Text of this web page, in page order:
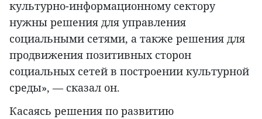
культурно-информационному сектору
нужны решения для управления
социальными сетями, а также решения для
продвижения позитивных сторон
социальных сетей в построении культурной
среды», — сказал он.
Касаясь решения по развитию